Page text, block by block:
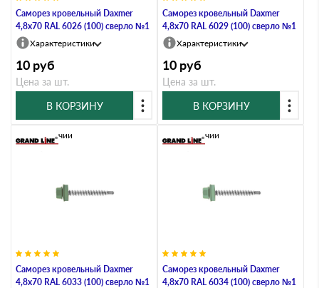
Саморез кровельный Daxmer
4,8х70 RAL 6026 (100) сверло №1
Характеристики
10 руб
Цена за шт.
В КОРЗИНУ
Саморез кровельный Daxmer
4,8х70 RAL 6029 (100) сверло №1
Характеристики
10 руб
Цена за шт.
В КОРЗИНУ
Саморез кровельный Daxmer
4,8х70 RAL 6033 (100) сверло №1
В наличии
Саморез кровельный Daxmer
4,8х70 RAL 6034 (100) сверло №1
В наличии